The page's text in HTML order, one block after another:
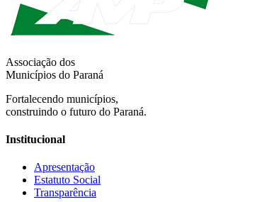
Associação dos
Municípios do Paraná
Fortalecendo municípios,
construindo o futuro do Paraná.
Institucional
Apresentação
Estatuto Social
Transparência